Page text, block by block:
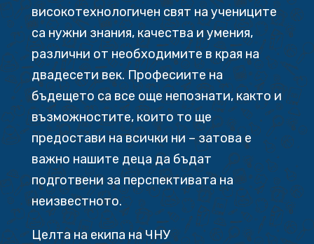
високотехнологичен свят на учениците
са нужни знания, качества и умения,
различни от необходимите в края на
двадесети век. Професиите на
бъдещето са все още непознати, както и
възможностите, които то ще
предостави на всички ни – затова е
важно нашите деца да бъдат
подготвени за перспективата на
неизвестното.
Целта на екипа на ЧНУ